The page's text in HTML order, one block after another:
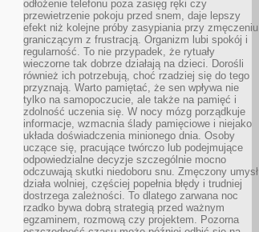
odłożenie telefonu poza zasięg ręki czy
przewietrzenie pokoju przed snem, daje lepszy
efekt niż kolejne próby zasypiania przy zmęczeniu
graniczącym z frustracją. Organizm lubi spokój i
regularność. To nie przypadek, że rytuały
wieczorne tak dobrze działają na dzieci. Dorośli
również ich potrzebują, choć rzadziej się do tego
przyznają. Warto pamiętać, że sen wpływa nie
tylko na samopoczucie, ale także na pamięć i
zdolność uczenia się. W nocy mózg porządkuje
informacje, wzmacnia ślady pamięciowe i niejako
układa doświadczenia minionego dnia. Osoby
uczące się, pracujące twórczo lub podejmujące
odpowiedzialne decyzje szczególnie mocno
odczuwają skutki niedoboru snu. Zmęczony umysł
działa wolniej, częściej popełnia błędy i trudniej
dostrzega zależności. To dlatego zarwana noc
rzadko bywa dobrą strategią przed ważnym
egzaminem, rozmową czy projektem. Pozorna